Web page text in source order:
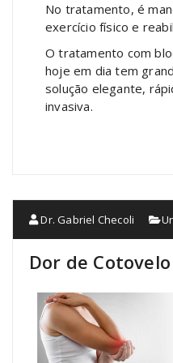
No tratamento, é
exercício físico e
O tratamento com
hoje em dia tem
solução elegante,
invasiva.
Dr. Gabriel Checoli
Dor de Cotovelo